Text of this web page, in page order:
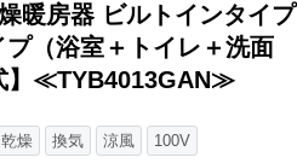
暖房器 ビルトインタイプ
プ（浴室＋トイレ＋洗面
≪TYB4013GAN≫
乾燥 換気 涼風 100V